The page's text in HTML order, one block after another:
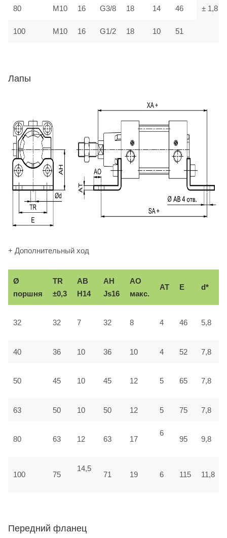
± 1,8
80 М10 16 G3/8 18 14 46
100 М10 16 G1/2 18 10 51
Лапы
+ Дополнительный ход
Ø
поршня
TR
±0,3
AB
H14
AH
Js16
АО
макс.
AT E d*
32 32 7 32 8 4 46 5,8
40 36 10 36 10 4 52 7,8
50 45 10 45 12 5 65 7,8
63 50 10 50 12 5 75 7,8
80 63 12 63 17
6
95 9,8
100 75
14,5
71 19 6 115 11,8
Передний фланец